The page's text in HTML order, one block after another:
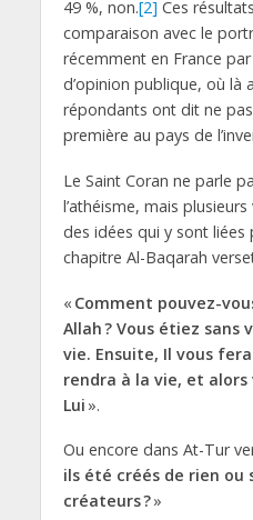
49 %, non.[2] Ces
comparaison avec le
récemment en France par
d’opinion publique, où là
répondants ont dit ne
première au pays de
Le Saint Coran ne parle
l’athéisme, mais
des idées qui y sont liées
chapitre Al-Baqarah
« Comment pouvez-
Allah ? Vous étiez sans
vie. Ensuite, Il vous
rendra à la vie, et alors
Lui ».
Ou encore dans At-Tur
ils été créés de rien ou
créateurs ?»